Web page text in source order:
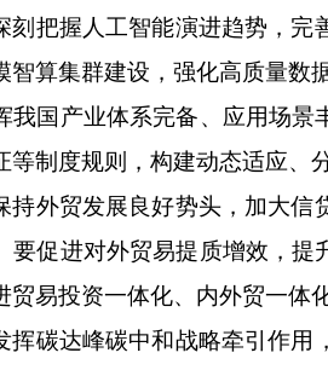
刻把握人工智能演进趋势，
智算集群建设，强化高质量
我国产业体系完备、应用场
等制度规则，构建动态适应、
持外贸发展良好势头，加大
要促进对外贸易提质增效，
贸易投资一体化、内外贸一
挥碳达峰碳中和战略牵引作